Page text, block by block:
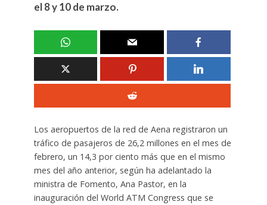
el 8 y 10 de marzo.
Los aeropuertos de la red de Aena registraron un
tráfico de pasajeros de 26,2 millones en el mes de
febrero, un 14,3 por ciento más que en el mismo
mes del año anterior, según ha adelantado la
ministra de Fomento, Ana Pastor, en la
inauguración del World ATM Congress que se